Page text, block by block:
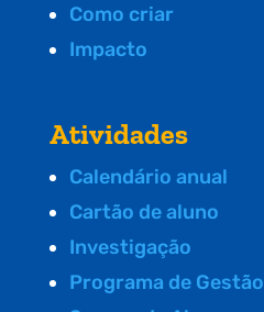
Como criar
Impacto
Atividades
Calendário anual
Cartão de aluno
Investigação
Programa de Gestão